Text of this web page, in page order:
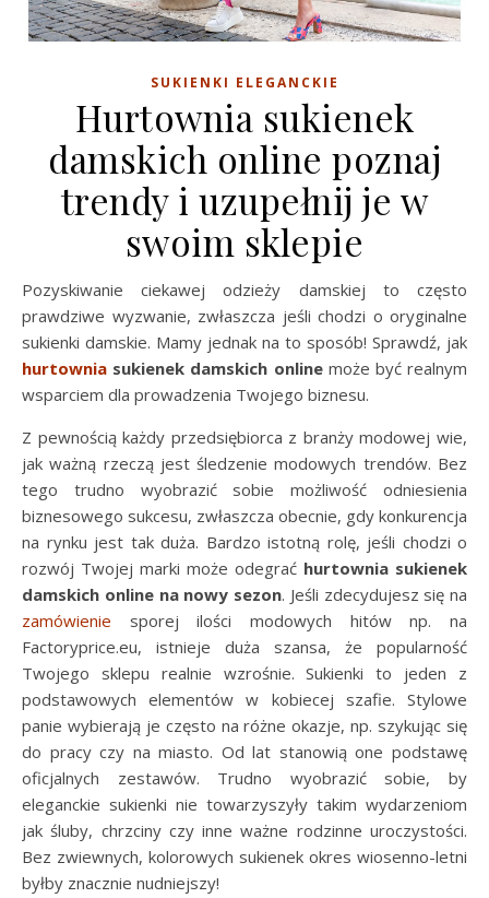
SUKIENKI ELEGANCKIE
Hurtownia sukienek
damskich online poznaj
trendy i uzupełnij je w
swoim sklepie
Pozyskiwanie ciekawej odzieży damskiej to często
prawdziwe wyzwanie, zwłaszcza jeśli chodzi o oryginalne
sukienki damskie. Mamy jednak na to sposób! Sprawdź, jak
hurtownia sukienek damskich onlinemoże być realnym
wsparciem dla prowadzenia Twojego biznesu.
Z pewnością każdy przedsiębiorca z branży modowej wie,
jak ważną rzeczą jest śledzenie modowych trendów. Bez
tego trudno wyobrazić sobie możliwość odniesienia
biznesowego sukcesu, zwłaszcza obecnie, gdy konkurencja
na rynku jest tak duża. Bardzo istotną rolę, jeśli chodzi o
rozwój Twojej marki może odegrać hurtownia sukienek
damskich online na nowy sezon. Jeśli zdecydujesz się na
zamówienie sporej ilości modowych hitów np. na
Factoryprice.eu, istnieje duża szansa, że popularność
Twojego sklepu realnie wzrośnie. Sukienki to jeden z
podstawowych elementów w kobiecej szafie. Stylowe
panie wybierają je często na różne okazje, np. szykując się
do pracy czy na miasto. Od lat stanowią one podstawę
oficjalnych zestawów. Trudno wyobrazić sobie, by
eleganckie sukienki nie towarzyszyły takim wydarzeniom
jak śluby, chrzciny czy inne ważne rodzinne uroczystości.
Bez zwiewnych, kolorowych sukienek okres wiosenno-letni
byłby znacznie nudniejszy!